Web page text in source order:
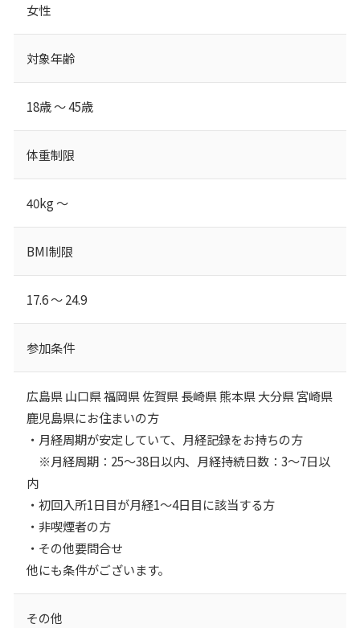
女性
対象年齢
18歳 ～ 45歳
体重制限
40kg ～
BMI制限
17.6 ～ 24.9
参加条件
広島県 山口県 福岡県 佐賀県 長崎県 熊本県 大分県 宮崎県
鹿児島県にお住まいの方
・月経周期が安定していて、月経記録をお持ちの方
※月経周期：25～38日以内、月経持続日数：3～7日以
内
・初回入所1日目が月経1～4日目に該当する方
・非喫煙者の方
・その他要問合せ
他にも条件がございます。
その他